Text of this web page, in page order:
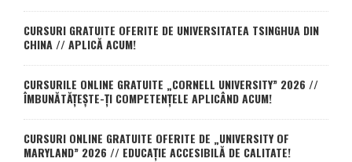
CURSURI GRATUITE OFERITE DE UNIVERSITATEA TSINGHUA DIN
CHINA // APLICĂ ACUM!
CURSURILE ONLINE GRATUITE „CORNELL UNIVERSITY” 2026 //
ÎMBUNĂTĂȚEȘTE-ȚI COMPETENȚELE APLICÂND ACUM!
CURSURI ONLINE GRATUITE OFERITE DE „UNIVERSITY OF
MARYLAND” 2026 // EDUCAȚIE ACCESIBILĂ DE CALITATE!